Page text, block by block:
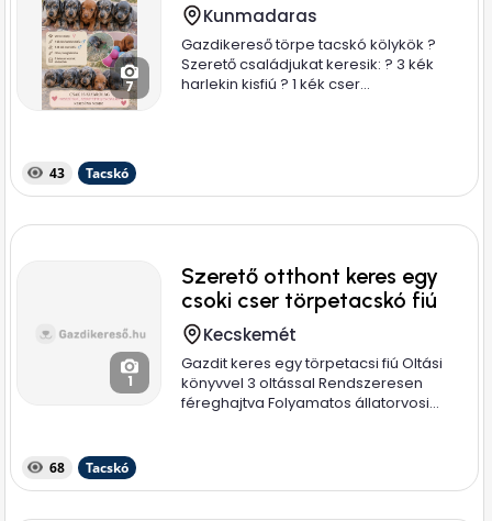
7
Kunmadaras
Gazdikereső törpe tacskó kölykök ?
Szerető családjukat keresik: ? 3 kék
harlekin kisfiú ? 1 kék cser...
43 Tacskó
1
Szerető otthont keres egy
csoki cser törpetacskó fiú
Kecskemét
Gazdit keres egy törpetacsi fiú Oltási
könyvvel 3 oltással Rendszeresen
féreghajtva Folyamatos állatorvosi...
68 Tacskó